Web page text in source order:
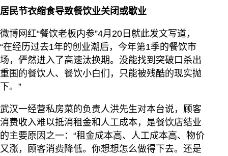
居民节衣缩食导致餐饮业关闭或歇业
微博网红“餐饮老板内参”4月20日就此发文写道，
“在经历过去1年的创业潮后，今年第1季的餐饮市
场，俨然进入了高速汰换期。没能找到突破口杀出
重围的餐饮人、餐饮小白们，只能被残酷的现实抛
下。”
武汉一经营私房菜的负责人洪先生对本台说，顾客
消费收入难以抵消租金和人工成本，是餐饮店结业
的主要原因之一：“租金成本高、人工成本高、物价
又涨，顾客消费降低。你想想怎么做得下去。还是